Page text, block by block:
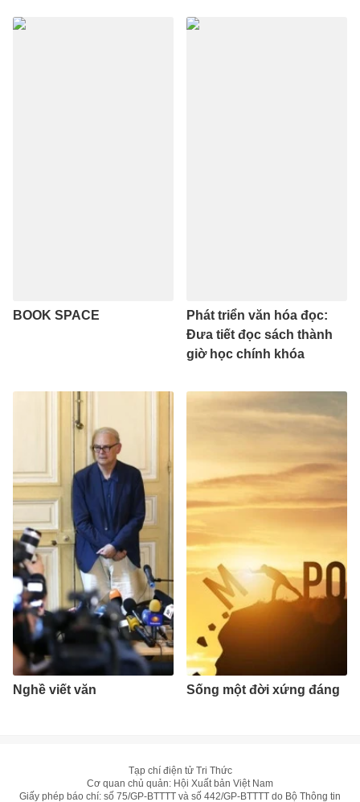
BOOK SPACE
Phát triển văn hóa đọc:
Đưa tiết đọc sách thành
giờ học chính khóa
Nghề viết văn Sống một đời xứng đáng
Tạp chí điện tử Tri Thức
Cơ quan chủ quản: Hội Xuất bản Việt Nam
Giấy phép báo chí: số 75/GP-BTTTT và số 442/GP-BTTTT do Bộ Thông tin